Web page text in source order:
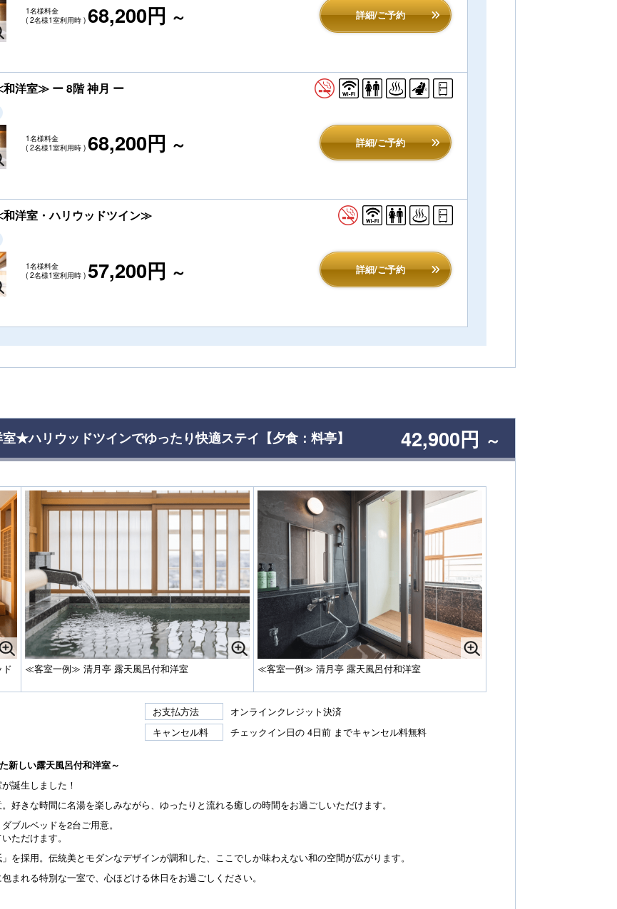
1名様料金
( 2名様1室利用時 ) 68,200円 ～ 詳細/ご予約
洋室≫ ー 8階 神月 ー
1名様料金
( 2名様1室利用時 ) 68,200円 ～ 詳細/ご予約
洋室・ハリウッドツイン≫
1名様料金
( 2名様1室利用時 ) 57,200円 ～ 詳細/ご予約
★ハリウッドツインでゆったり快適ステイ【夕食：料亭】 42,900円 ～
≪客室一例≫ 清月亭 露天風呂付和洋室 ≪客室一例≫ 清月亭 露天風呂付和洋室
お支払方法
オンラインクレジット決済
キャンセル料 チェックイン日の 4日前 までキャンセル料無料
新しい露天風呂付和洋室～
誕生しました！
好きな時間に名湯を楽しみながら、ゆったりと流れる癒しの時間をお過ごしいただけます。
ブルベッドを2台ご用意。
ただけます。
を採用。伝統美とモダンなデザインが調和した、ここでしか味わえない和の空間が広がります。
まれる特別な一室で、心ほどける休日をお過ごしください。